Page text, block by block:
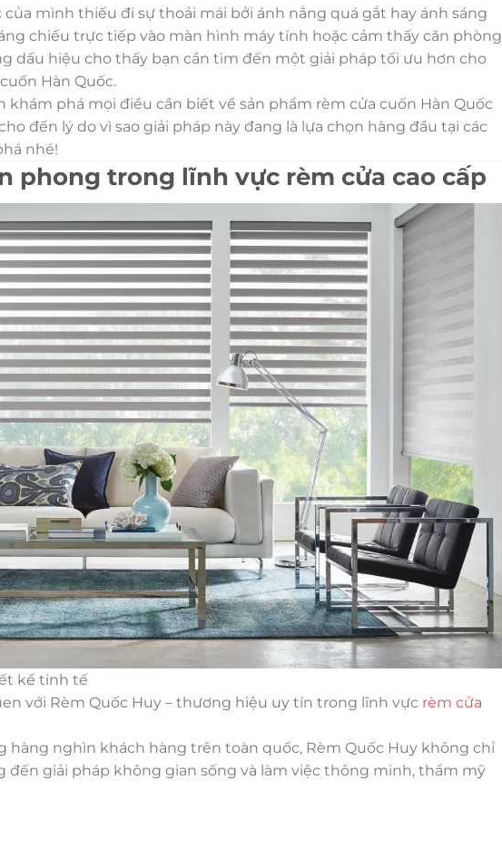
mình thiếu đi sự thoải mái bởi ánh nắng quá gắt hay ánh sáng
chiếu trực tiếp vào màn hình máy tính hoặc cảm thấy căn phòng
dấu hiệu cho thấy bạn cần tìm đến một giải pháp tối ưu hơn cho
Hàn Quốc.
khám phá mọi điều cần biết về sản phẩm rèm cửa cuốn Hàn Quốc
đến lý do vì sao giải pháp này đang là lựa chọn hàng đầu tại các
nhé!
phong trong lĩnh vực rèm cửa cao cấp
kế tinh tế
với Rèm Quốc Huy – thương hiệu uy tín trong lĩnh vực rèm cửa
hàng nghìn khách hàng trên toàn quốc, Rèm Quốc Huy không chỉ
đến giải pháp không gian sống và làm việc thông minh, thẩm mỹ